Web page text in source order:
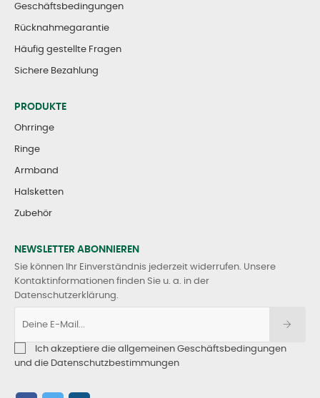
Geschäftsbedingungen
Rücknahmegarantie
Häufig gestellte Fragen
Sichere Bezahlung
PRODUKTE
Ohrringe
Ringe
Armband
Halsketten
Zubehör
NEWSLETTER ABONNIEREN
Sie können Ihr Einverständnis jederzeit widerrufen. Unsere
Kontaktinformationen finden Sie u. a. in der
Datenschutzerklärung.
Ich akzeptiere die allgemeinen Geschäftsbedingungen
und die Datenschutzbestimmungen